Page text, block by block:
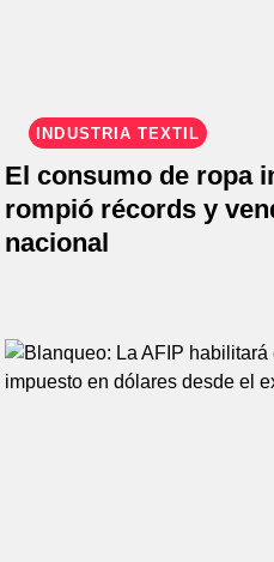
INDUSTRIA TEXTIL
El consumo de ropa
rompió récords y
nacional